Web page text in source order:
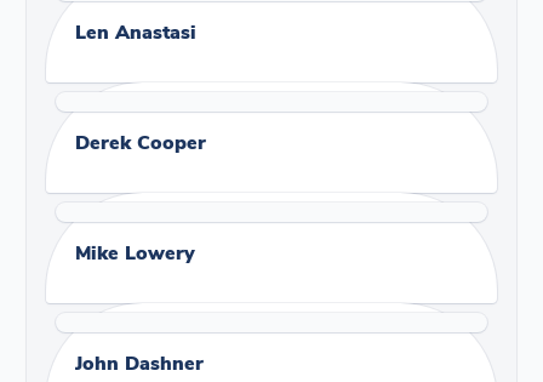
Len Anastasi
Derek Cooper
Mike Lowery
John Dashner